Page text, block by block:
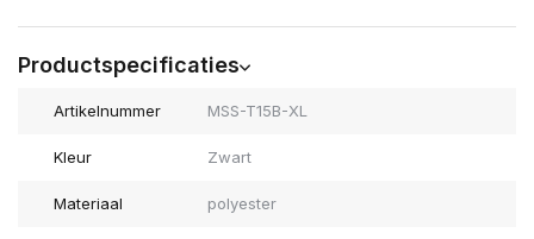
Productspecificaties
Artikelnummer MSS-T15B-XL
Kleur Zwart
Materiaal polyester